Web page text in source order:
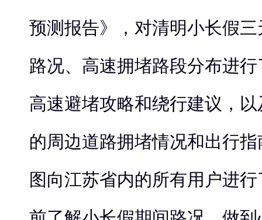
预测报告》，对清明小长假
路况、高速拥堵路段分布进
高速避堵攻略和绕行建议，
的周边道路拥堵情况和出行
图向江苏省内的所有用户进